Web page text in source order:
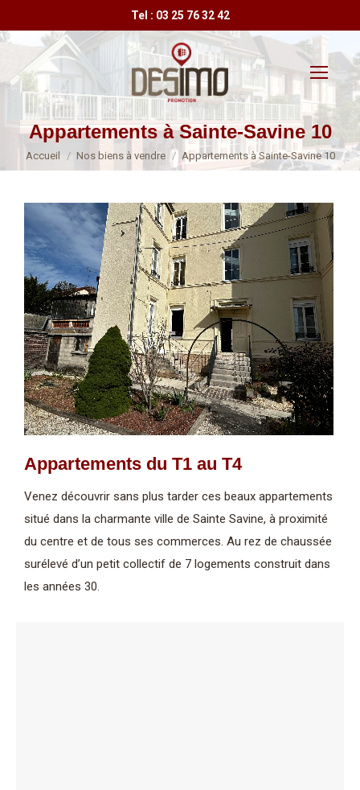
Tel : 03 25 76 32 42
Appartements à Sainte-Savine 10
Vous êtes ici :
Accueil Nos biens à vendre Appartements à Sainte-Savine 10
Appartements du T1 au T4
Venez découvrir sans plus tarder ces beaux appartements
situé dans la charmante ville de Sainte Savine, à proximité
du centre et de tous ses commerces. Au rez de chaussée
surélevé d’un petit collectif de 7 logements construit dans
les années 30.